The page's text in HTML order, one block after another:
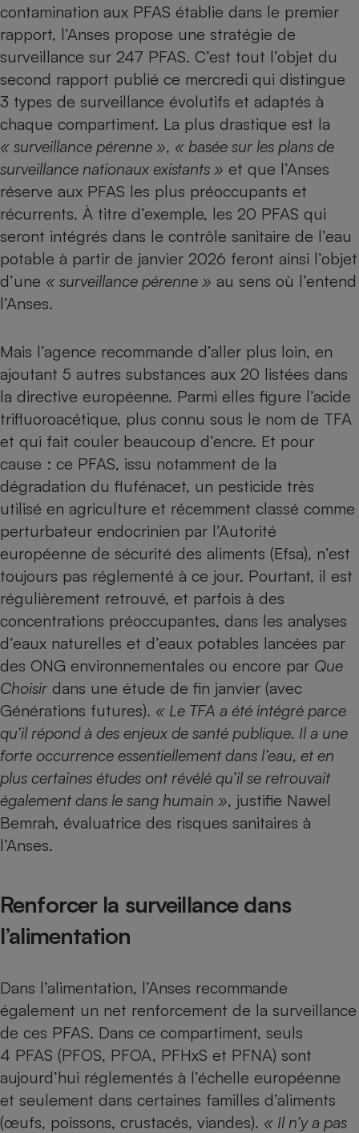
contamination aux PFAS établie dans le premier
rapport, l’Anses propose une stratégie de
surveillance sur 247 PFAS. C’est tout l’objet du
second rapport publié ce mercredi qui distingue
3 types de surveillance évolutifs et adaptés à
chaque compartiment. La plus drastique est la
« surveillance pérenne », « basée sur les plans de
surveillance nationaux existants » et que l’Anses
réserve aux PFAS les plus préoccupants et
récurrents. À titre d’exemple, les 20 PFAS qui
seront intégrés dans le contrôle sanitaire de l’eau
potable à partir de janvier 2026 feront ainsi l’objet
d’une « surveillance pérenne » au sens où l’entend
l’Anses.
Mais l’agence recommande d’aller plus loin, en
ajoutant 5 autres substances aux 20 listées dans
la directive européenne. Parmi elles figure l’acide
trifluoroacétique, plus connu sous le nom de TFA
et qui fait couler beaucoup d’encre. Et pour
cause : ce PFAS, issu notamment de la
dégradation du flufénacet, un pesticide très
utilisé en agriculture et récemment classé comme
perturbateur endocrinien par l’Autorité
européenne de sécurité des aliments (Efsa), n’est
toujours pas réglementé à ce jour. Pourtant, il est
régulièrement retrouvé, et parfois à des
concentrations préoccupantes, dans les analyses
d’eaux naturelles et d’eaux potables lancées par
des ONG environnementales ou encore par Que
Choisir dans une étude de fin janvier (avec
Générations futures). « Le TFA a été intégré parce
qu’il répond à des enjeux de santé publique. Il a une
forte occurrence essentiellement dans l’eau, et en
plus certaines études ont révélé qu’il se retrouvait
également dans le sang humain », justifie Nawel
Bemrah, évaluatrice des risques sanitaires à
l’Anses.
Renforcer la surveillance dans
l’alimentation
Dans l’alimentation, l’Anses recommande
également un net renforcement de la surveillance
de ces PFAS. Dans ce compartiment, seuls
4 PFAS (PFOS, PFOA, PFHxS et PFNA) sont
aujourd’hui réglementés à l’échelle européenne
et seulement dans certaines familles d’aliments
(œufs, poissons, crustacés, viandes). « Il n’y a pas